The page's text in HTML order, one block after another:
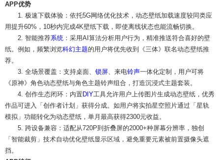
APP优势
1. 极速下载体验：依托5G网络优化技术，动态壁纸加载速度较同类应
用提升60%，10秒内完成4K壁纸下载，即使离线状态也能流畅切换。
2. 智能推荐系统 ：采用AI算法分析用户行为，精准推送符合喜好的壁
纸。例如，频繁浏览科幻主题的用户将优先收到《三体》联名动态壁纸推
荐。
3. 全场景覆盖：支持桌面、 锁屏、来电铃声一体化定制，用户可将
《原神》角色动态壁纸与角色主题铃声组合，打造沉浸式主题套装。
4. 创作生态闭环：内置DIY工具允许用户上传图片生成动态壁纸，优秀
作品可进入「创作者计划」获得分成。如用户将实拍星空照片通过「星轨
模拟」功能转化为动态壁纸，单月最高获得2300元收益。
5. 跨设备兼容：适配从720P到折叠屏的2000+种屏幕分辨率，独创
「智能裁剪」技术自动优化壁纸显示区域，避免重要元素被前置摄像头遮
挡。